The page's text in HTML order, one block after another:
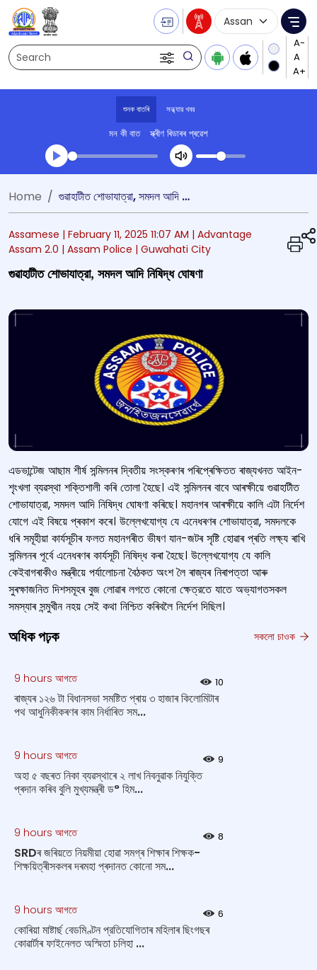
Search
Language
শুনক বাতৰি সন্ধ্যার খবর
মন কী বাত স্ক্ৰীণ ৰিডাৰৰ প্ৰৱেশ
Transcript summary
খেলা অডিঅ' সন্ধ্যার খবর
Home গুৱাহাটীত শোভাযাত্রা, সমদল আদি নিষিদ্ধ ঘোষণা
Assamese | February 11, 2025 11:07 AM | Advantage
Assam 2.0 | Assam Police | Guwahati City
গুৱাহাটীত শোভাযাত্রা, সমদল আদি নিষিদ্ধ ঘোষণা
এডভান্টেজ আছাম শীর্ষ সন্মিলনৰ দ্বিতীয় সংস্কৰণৰ পৰিপ্ৰেক্ষিতত ৰাজ্যখনত আইন-
শৃংখলা ব্যৱস্থা শক্তিশালী কৰি তোলা হৈছে। এই সন্মিলনৰ বাবে আৰক্ষীয়ে গুৱাহাটীত
শোভাযাত্রা, সমদল আদি নিষিদ্ধ ঘোষণা কৰিছে। মহানগৰ আৰক্ষীয়ে কালি এটা নির্দেশ
যোগে এই বিষয়ে প্ৰকাশ কৰে। উল্লেখযোগ্য যে এনেধৰণৰ শোভাযাত্রা, সমদলকে
ধৰি সমূহীয়া কাৰ্যসূচীৰ ফলত মহানগৰীত ভীষণ যান-জটৰ সৃষ্টি হোৱাৰ প্ৰতি লক্ষ্য ৰাখি
সন্মিলনৰ পূৰ্বে এনেধৰণৰ কাৰ্যসূচী নিষিদ্ধ কৰা হৈছে। উল্লেখযোগ্য যে কালি
কেইবাগৰাকীও মন্ত্ৰীয়ে পর্যালোচনা বৈঠকত অংশ লৈ ৰাজ্যৰ নিৰাপত্তা আৰু
সুৰক্ষাজনিত দিশসমূহৰ বুজ লোৱাৰ লগতে কোনো ক্ষেত্রতে যাতে অভ্যাগতসকল
সমস্যাৰ সন্মুখীন নহয় সেই কথা নিশ্চিত কৰিবলৈ নিৰ্দেশ দিছিল।
অধিক পঢ়ক সকলো চাওক
9 hours আগতে 10
ৰাজ্যৰ ১২৬ টা বিধানসভা সমষ্টিত প্ৰায় ৩ হাজাৰ কিলোমিটাৰ
পথ আধুনিকীকৰণৰ কাম নিৰ্ধাৰিত সম...
9 hours আগতে 9
অহা ৫ বছৰত নিকা ব্যৱস্থাৰে ২ লাখ নিবনুৱাক নিযুক্তি
প্ৰদান কৰিব বুলি মুখ্যমন্ত্ৰী ড° হিম...
9 hours আগতে 8
SRDৰ জৰিয়তে নিয়মীয়া হোৱা সমগ্ৰ শিক্ষাৰ শিক্ষক-
শিক্ষয়িত্ৰীসকলৰ দৰমহা প্ৰদানত কোনো সম...
9 hours আগতে 6
কোৰিয়া মাষ্টাৰ্ছ বেডমিণ্টন প্রতিযোগিতাৰ মহিলাৰ ছিংগছৰ
কোৱাৰ্টাৰ ফাইনেলত অস্মিতা চলিহা ...